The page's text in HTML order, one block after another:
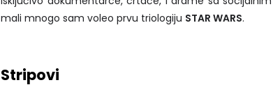
mali mnogo sam voleo prvu triologiju STAR WARS.
Stripovi